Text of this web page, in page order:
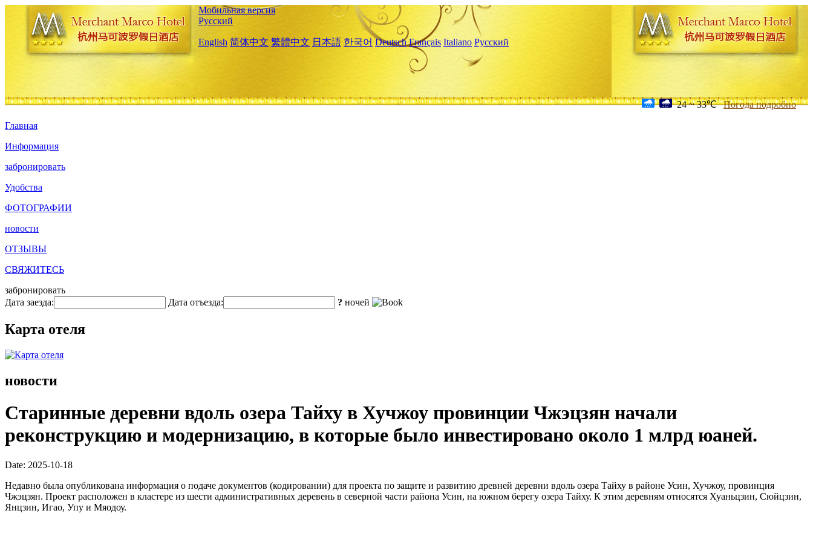
Мобильная версия
Русский
English 简体中文 繁體中文 日本語 한국어 Deutsch Français Italiano Русский
24 ~ 33℃ Погода подробно
Главная
Информация
забронировать
Удобства
ФОТОГРАФИИ
новости
ОТЗЫВЫ
СВЯЖИТЕСЬ
забронировать
Дата заезда:
Дата отъезда: ? ночей
Карта отеля
новости
Старинные деревни вдоль озера Тайху в Хучжоу провинции Чжэцзян начали
реконструкцию и модернизацию, в которые было инвестировано около 1 млрд юаней.
Date: 2025-10-18
Недавно была опубликована информация о подаче документов (кодировании) для проекта по защите и развитию древней деревни вдоль озера Тайху в районе Усин, Хучжоу, провинция
Чжэцзян. Проект расположен в кластере из шести административных деревень в северной части района Усин, на южном берегу озера Тайху. К этим деревням относятся Хуаньцзин, Сюйцзин,
Янцзин, Игао, Упу и Мяодоу.